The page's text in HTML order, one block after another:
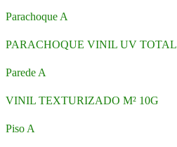
Parachoque A
PARACHOQUE VINIL UV TOTAL
Parede A
VINIL TEXTURIZADO M² 10G
Piso A